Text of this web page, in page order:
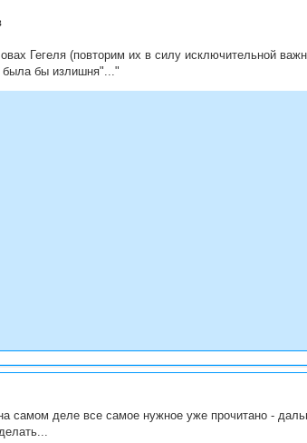
Гегеля (повторим их в силу исключительной
была бы излишня"..."
самом деле все самое нужное уже прочитано -